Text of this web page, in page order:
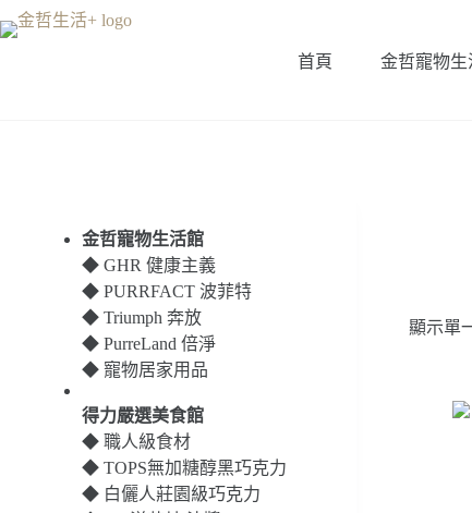
至
首頁 金哲寵物生
顯示單
金哲寵物生活館
◆ GHR 健康主義
◆ PURRFACT 波菲特
◆ Triumph 奔放
◆ PurreLand 倍淨
◆ 寵物居家用品
得力嚴選美食館
◆ 職人級食材
◆ TOPS無加糖醇黑巧克力
◆ 白儷人莊園級巧克力